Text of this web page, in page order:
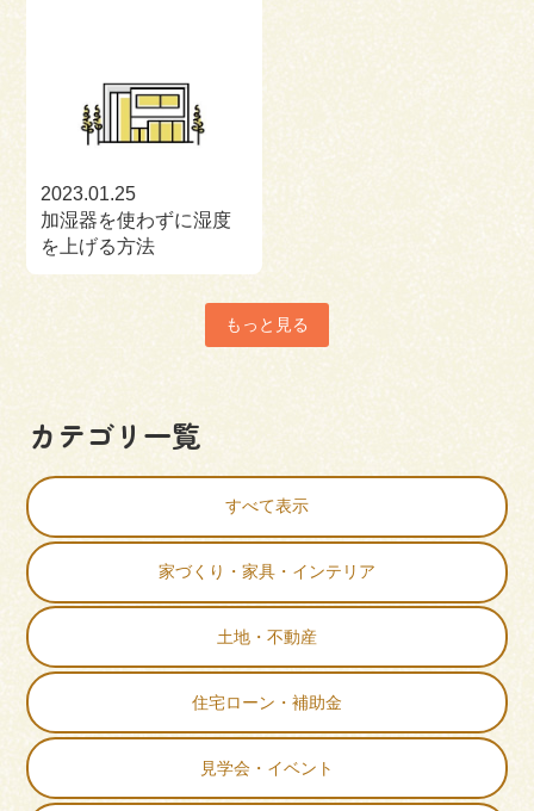
2023.01.25
加湿器を使わずに湿度
を上げる方法
もっと見る
カテゴリ一覧
すべて表示
家づくり・家具・インテリア
土地・不動産
住宅ローン・補助金
見学会・イベント